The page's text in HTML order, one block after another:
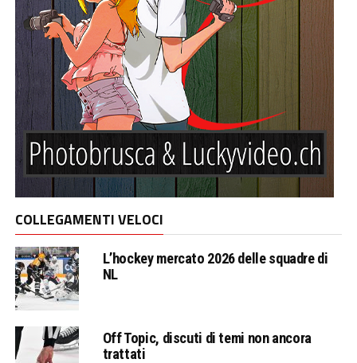
COLLEGAMENTI VELOCI
L’hockey mercato 2026 delle squadre di
NL
Off Topic, discuti di temi non ancora
trattati